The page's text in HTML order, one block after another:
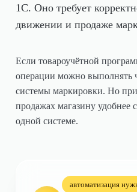
1С. Оно требует
движении и продаже
Если товароучётной
операции можно выполнять
системы маркировки. Но
продажах магазину удобнее
одной системе.
автоматизация